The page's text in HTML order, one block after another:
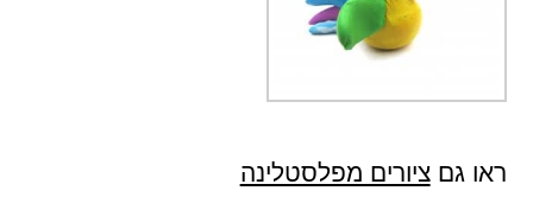
ראו גםציורים מפלסטלינה